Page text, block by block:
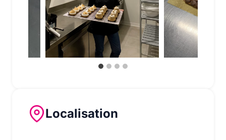
Localisation